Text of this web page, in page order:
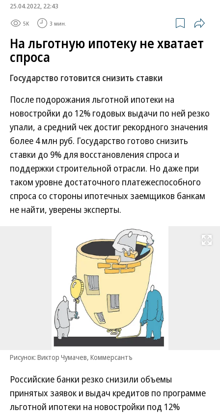
25.04.2022, 22:43
5K 3 мин.
На льготную ипотеку не хватает
спроса
Государство готовится снизить ставки
После подорожания льготной ипотеки на
новостройки до 12% годовых выдачи по ней резко
упали, а средний чек достиг рекордного значения
более 4 млн руб. Государство готово снизить
ставки до 9% для восстановления спроса и
поддержки строительной отрасли. Но даже при
таком уровне достаточного платежеспособного
спроса со стороны ипотечных заемщиков банкам
не найти, уверены эксперты.
Развернуть
Рисунок: Виктор Чумачев, Коммерсантъ
Российские банки резко снизили объемы
принятых заявок и выдач кредитов по программе
льготной ипотеки на новостройки под 12%